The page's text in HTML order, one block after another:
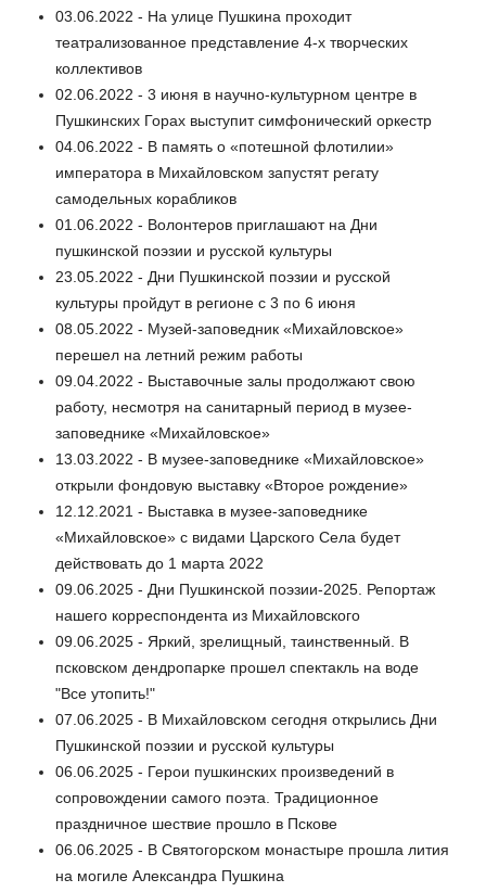
03.06.2022 - На улице Пушкина проходит
театрализованное представление 4-х творческих
коллективов
02.06.2022 - 3 июня в научно-культурном центре в
Пушкинских Горах выступит симфонический оркестр
04.06.2022 - В память о «потешной флотилии»
императора в Михайловском запустят регату
самодельных корабликов
01.06.2022 - Волонтеров приглашают на Дни
пушкинской поэзии и русской культуры
23.05.2022 - Дни Пушкинской поэзии и русской
культуры пройдут в регионе с 3 по 6 июня
08.05.2022 - Музей-заповедник «Михайловское»
перешел на летний режим работы
09.04.2022 - Выставочные залы продолжают свою
работу, несмотря на санитарный период в музее-
заповеднике «Михайловское»
13.03.2022 - В музее-заповеднике «Михайловское»
открыли фондовую выставку «Второе рождение»
12.12.2021 - Выставка в музее-заповеднике
«Михайловское» с видами Царского Села будет
действовать до 1 марта 2022
09.06.2025 - Дни Пушкинской поэзии-2025. Репортаж
нашего корреспондента из Михайловского
09.06.2025 - Яркий, зрелищный, таинственный. В
псковском дендропарке прошел спектакль на воде
"Все утопить!"
07.06.2025 - В Михайловском сегодня открылись Дни
Пушкинской поэзии и русской культуры
06.06.2025 - Герои пушкинских произведений в
сопровождении самого поэта. Традиционное
праздничное шествие прошло в Пскове
06.06.2025 - В Святогорском монастыре прошла лития
на могиле Александра Пушкина